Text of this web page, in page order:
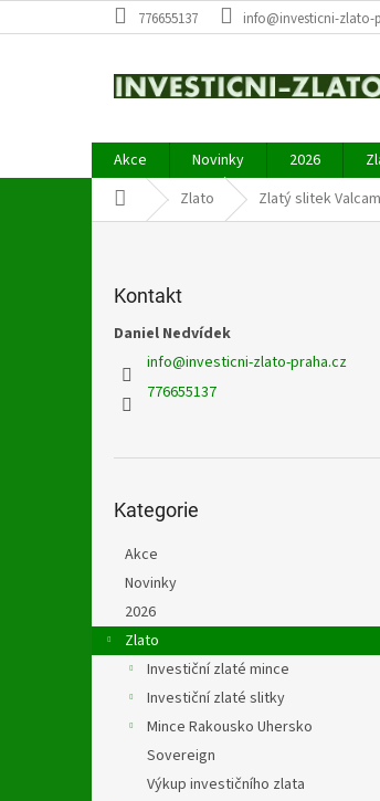
na
776655137 info@investicni-zlato-
Akce Novinky 2026
Domů Zlato Zlatý slitek
Kontakt
Daniel Nedvídek
info@investicni-zlato-praha.cz
776655137
kategorie
Kategorie
Akce
Novinky
2026
Zlato
Investiční zlaté mince
Investiční zlaté slitky
Mince Rakousko Uhersko
Sovereign
Výkup investičního zlata